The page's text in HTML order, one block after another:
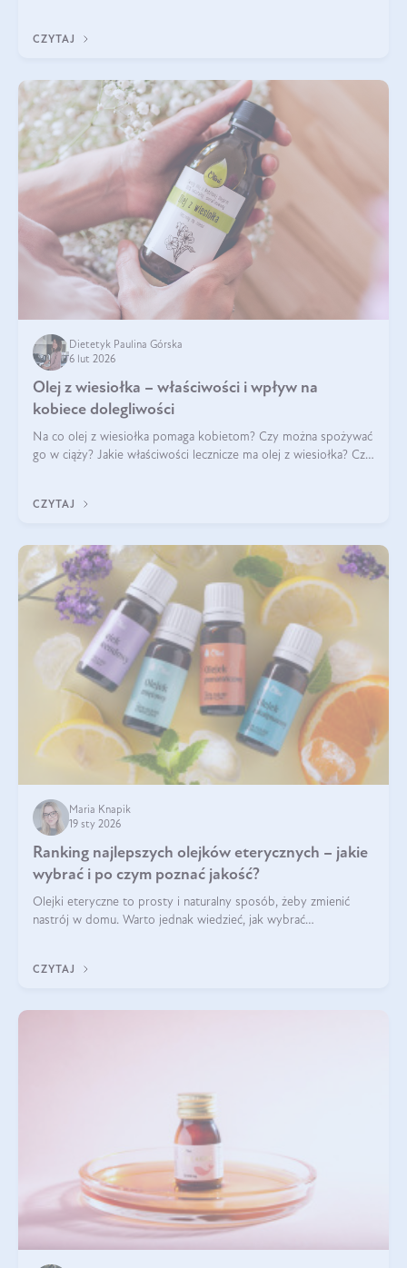
wyjaśnimy.
CZYTAJ
Dietetyk Paulina Górska
6 lut 2026
Olej z wiesiołka – właściwości i wpływ na
kobiece dolegliwości
Na co olej z wiesiołka pomaga kobietom? Czy można spożywać
go w ciąży? Jakie właściwości lecznicze ma olej z wiesiołka? Czy
CZYTAJ
Maria Knapik
19 sty 2026
Ranking najlepszych olejków eterycznych – jakie
wybrać i po czym poznać jakość?
Olejki eteryczne to prosty i naturalny sposób, żeby zmienić
nastrój w domu. Warto jednak wiedzieć, jak wybrać
kryteria wyboru!
CZYTAJ